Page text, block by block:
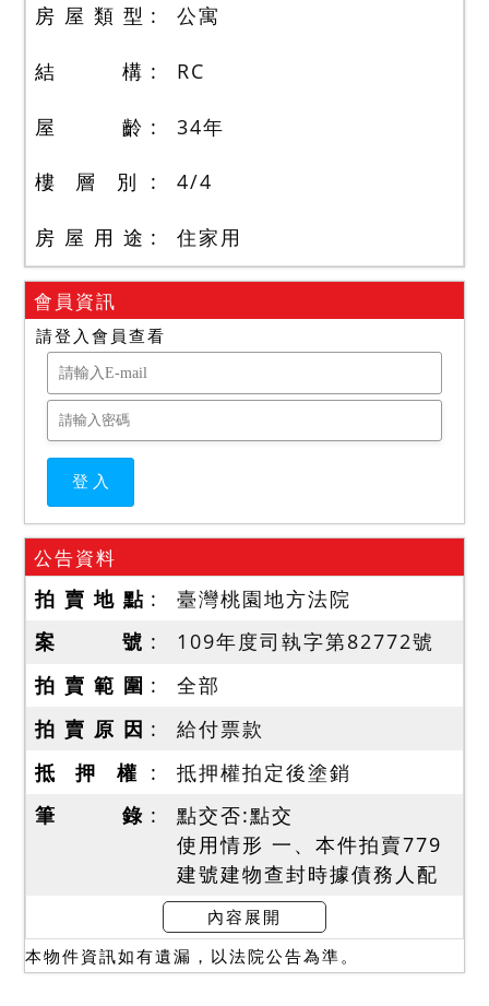
房 屋 類 型 公寓
結 構 RC
屋 齡 34年
樓 層 別 4/4
房 屋 用 途 住家用
會員資訊
請登入會員查看
公告資料
拍 賣 地 點
臺灣桃園地方法院
案 號
109年度司執字第82772號
拍 賣 範 圍
全部
拍 賣 原 因
給付票款
抵 押 權
抵押權拍定後塗銷
筆 錄
點交否:點交
使用情形 一、本件拍賣779
建號建物查封時據債務人配
偶在場稱，現為債務人及其
家屬居住使用；另經現 場履
勘，屋內有油漆剝落之情
內容展開
本物件資訊如有遺漏，以法院公告為準。